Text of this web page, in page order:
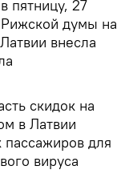
пятницу, 27
думы на
внесла
скидок на
в Латвии
пассажиров для
вируса